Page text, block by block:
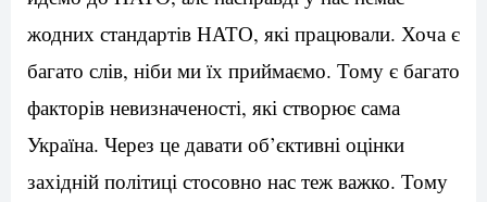
жодних стандартів НАТО, які працювали. Хоча є
багато слів, ніби ми їх приймаємо. Тому є багато
факторів невизначеності, які створює сама
Україна. Через це давати об’єктивні оцінки
західній політиці стосовно нас теж важко. Тому